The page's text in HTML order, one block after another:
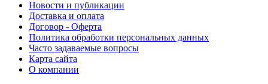
Новости и публикации
Доставка и оплата
Договор - Оферта
Политика обработки персональных данных
Часто задаваемые вопросы
Карта сайта
О компании